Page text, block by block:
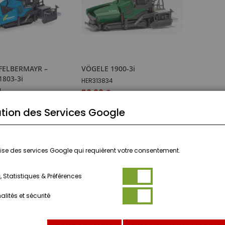
–
3i
2avis
VÖGELE 1900-3i
HER313834
50,99 €
des Services Google
des services Google qui requièrent votre consentement.
Statistiques & Préférences
et sécurité